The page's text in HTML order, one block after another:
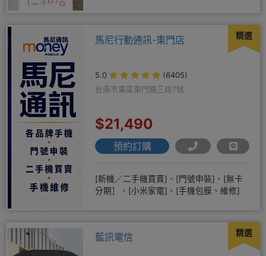
精選
馬尼行動通訊-東門店
5.0
(6405)
台南市東區東門路三段7號
$21,490
預約訂購
[新機／二手機買賣]、[門號申裝]、[無卡
分期］、[小米家電]、[手機包膜、維修]
精選
藍訊電信